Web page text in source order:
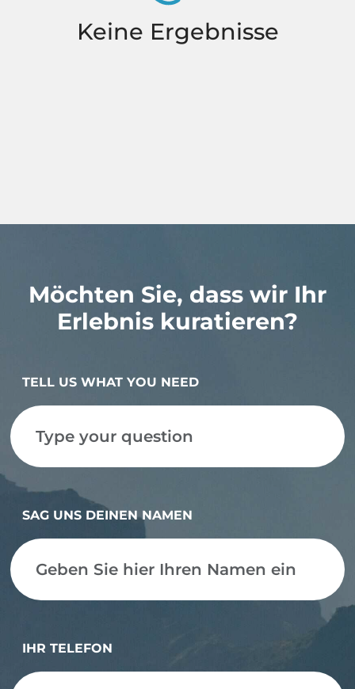
Keine Ergebnisse
Möchten Sie, dass wir Ihr
Erlebnis kuratieren?
TELL US WHAT YOU NEED
SAG UNS DEINEN NAMEN
IHR TELEFON